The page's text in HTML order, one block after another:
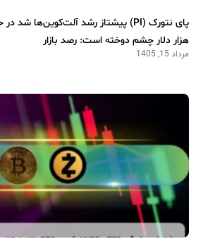
هزار دلار چشم دوخته است: رصد بازار
مرداد 15, 1405